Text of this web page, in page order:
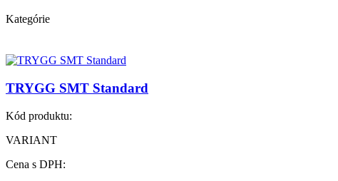
Kategórie
TRYGG SMT Standard
Kód produktu:
VARIANT
Cena s DPH: